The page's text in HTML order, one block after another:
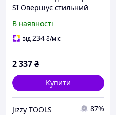
SI Овершує стильний
міцним матеріалом для
активного відпочинку
В наявності
від234₴/міс
2 337₴
Купити
Jizzy TOOLS 87%